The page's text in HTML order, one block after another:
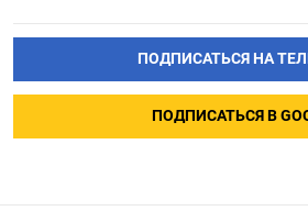
ПОДПИСАТЬСЯ НА
ПОДПИСАТЬСЯ В